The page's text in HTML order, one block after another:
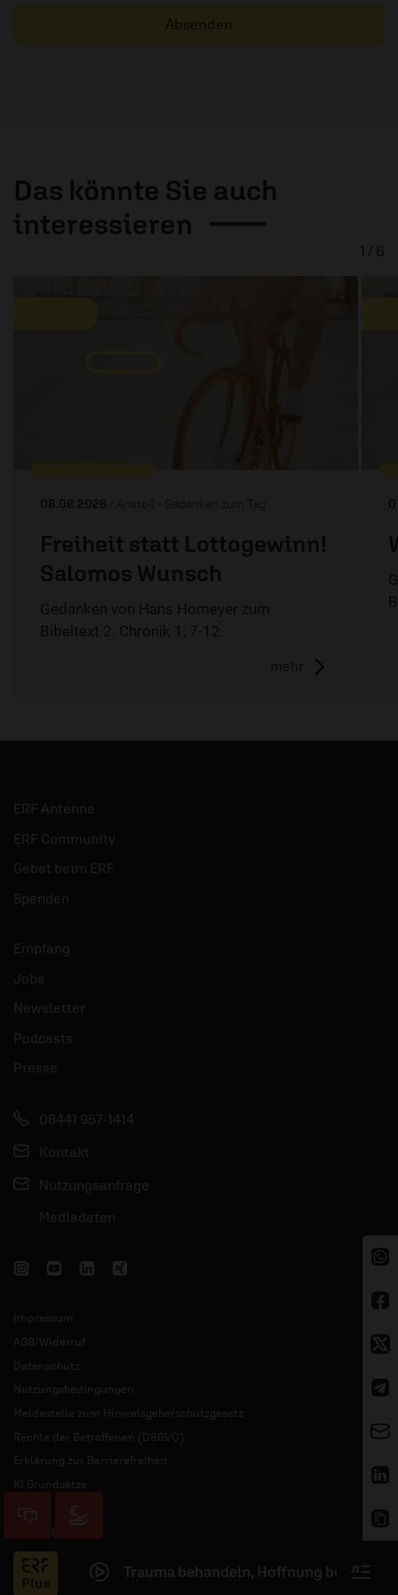
Absenden
Das könnte Sie auch
interessieren
08.08.2026 / Anstoß - Gedanken zum Tag
Freiheit statt Lottogewinn!
Salomos Wunsch
Gedanken von Hans Homeyer zum
Bibeltext 2. Chronik 1, 7-12.
mehr
1 / 6
ERF Antenne
ERF Community
Gebet beim ERF
Spenden
Empfang
Jobs
Newsletter
Podcasts
Presse
06441 957-1414
Kontakt
Nutzungsanfrage
Mediadaten
Impressum
AGB/Widerruf
Datenschutz
Nutzungsbedingungen
Meldestelle zum Hinweisgeberschutzgesetz
Rechte der Betroffenen (DSGVO)
Erklärung zur Barrierefreiheit
KI Grundsätze
© 2026 ERF
Jess
Plus
Trauma behandeln, Hoffnung bewahren